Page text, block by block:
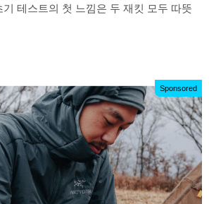
테스트의 첫 느낌은 두 재킷 모두 따뜻
Sponsored